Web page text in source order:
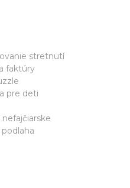
stretnutí
faktúry
pre deti